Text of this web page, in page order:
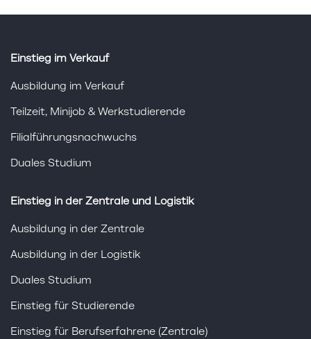
Einstieg im Verkauf
Ausbildung im Verkauf
Teilzeit, Minijob & Werkstudierende
Filialführungsnachwuchs
Duales Studium
Einstieg in der Zentrale und Logistik
Ausbildung in der Zentrale
Ausbildung in der Logistik
Duales Studium
Einstieg für Studierende
Einstieg für Berufserfahrene (Zentrale)